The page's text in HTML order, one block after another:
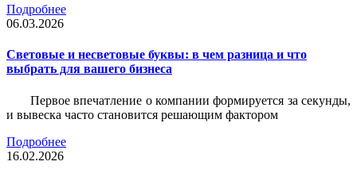
Подробнее
06.03.2026
Световые и несветовые буквы: в чем разница и что
выбрать для вашего бизнеса
Первое впечатление о компании формируется за секунды,
и вывеска часто становится решающим фактором
Подробнее
16.02.2026